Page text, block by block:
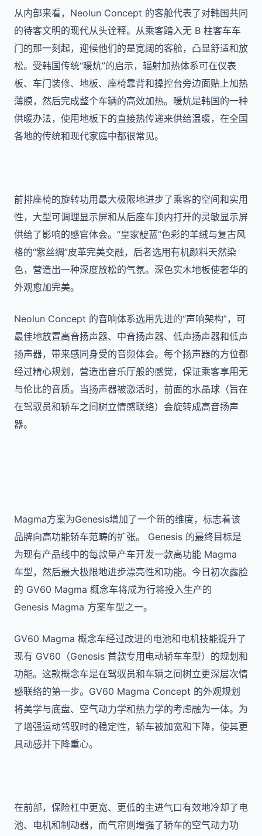
从内部来看，Neolun Concept 的客舱代表了对韩国共同
的待客文明的现代从头诠释。从乘客踏入无 B 柱客车车
门的那一刻起，迎候他们的是宽阔的客舱，凸显舒适和放
松。 受韩国传统“暖炕”的启示，辐射加热体系可在仪表
板、车门装修、地板、座椅靠背和操控台旁边面贴上加热
薄膜，然后完成整个车辆的高效加热。暖炕是韩国的一种
供暖办法，使用地板下的直接热传递来供给温暖，在全国
各地的传统和现代家庭中都很常见。
前排座椅的旋转功用最大极限地进步了乘客的空间和实用
性，大型可调理显示屏和从后座车顶内打开的灵敏显示屏
供给了影响的感官体会。 “皇家靛蓝”色彩的羊绒与复古风
格的“紫丝绸”皮革完美交融，后者选用有机颜料天然染
色，营造出一种深度放松的气氛。深色实木地板使奢华的
外观愈加完美。
Neolun Concept 的音响体系选用先进的“声响架构”，可
最佳地放置高音扬声器、中音扬声器、低声扬声器和低声
扬声器，带来感同身受的音频体会。每个扬声器的方位都
经过精心规划，营造出音乐厅般的感觉，保证乘客享用无
与伦比的音质。当扬声器被激活时，前面的水晶球（旨在
在驾驭员和轿车之间树立情感联络）会旋转成高音扬声
器。
Magma方案为Genesis增加了一个新的维度，标志着该
品牌向高功能轿车范畴的扩张。 Genesis 的最终目标是
为现有产品线中的每款量产车开发一款高功能 Magma
车型，然后最大极限地进步漂亮性和功能。今日初次露脸
的 GV60 Magma 概念车将成为行将投入生产的
Genesis Magma 方案车型之一。
GV60 Magma 概念车经过改进的电池和电机技能提升了
现有 GV60（Genesis 首款专用电动轿车车型）的规划和
功能。这款概念车是在驾驭员和车辆之间树立更深层次情
感联络的第一步。 GV60 Magma Concept 的外观规划
将美学与底盘、空气动力学和热力学的考虑融为一体。为
了增强运动驾驭时的稳定性，轿车被加宽和下降，使其更
具动感并下降重心。
在前部，保险杠中更宽、更低的主进气口有效地冷却了电
池、电机和制动器，而气帘则增强了轿车的空气动力功